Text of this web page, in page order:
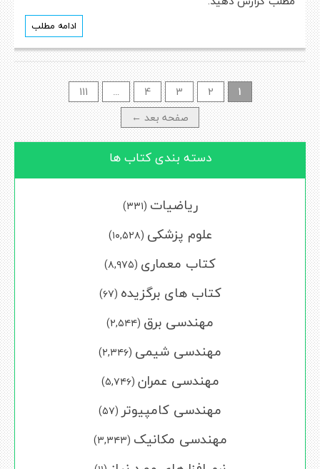
دسته بندی کتاب ها
ریاضیات (۳۳۱)
علوم پزشکی (۱۰,۵۲۸)
کتاب معماری (۸,۹۷۵)
کتاب های برگزیده (۶۷)
مهندسی برق (۲,۵۴۴)
مهندسی شیمی (۲,۳۴۶)
مهندسی عمران (۵,۷۴۶)
مهندسی کامپیوتر (۵۷)
مهندسی مکانیک (۳,۳۴۳)
ادامه مطلب
Posts
navigation
1
2
3
4
…
111
صفحه بعد ←